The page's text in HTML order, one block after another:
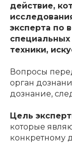
действие,
эксперта по
специальных
техники,
Вопросы
орган
дознание,
Цель
которые
конкретному